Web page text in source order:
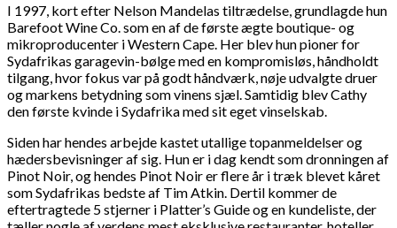
I 1997, kort efter Nelson Mandelas tiltrædelse, grundlagde hun
Barefoot Wine Co. som en af de første ægte boutique- og
mikroproducenter i Western Cape. Her blev hun pioner for
Sydafrikas garagevin-bølge med en kompromisløs, håndholdt
tilgang, hvor fokus var på godt håndværk, nøje udvalgte druer
og markens betydning som vinens sjæl. Samtidig blev Cathy
den første kvinde i Sydafrika med sit eget vinselskab.
Siden har hendes arbejde kastet utallige topanmeldelser og
hædersbevisninger af sig. Hun er i dag kendt som dronningen af
Pinot Noir, og hendes Pinot Noir er flere år i træk blevet kåret
som Sydafrikas bedste af Tim Atkin. Dertil kommer de
eftertragtede 5 stjerner i Platter’s Guide og en kundeliste, der